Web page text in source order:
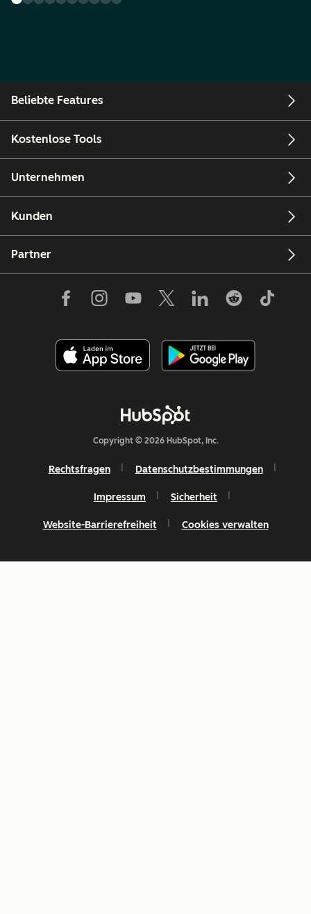
Beliebte Features
Kostenlose Tools
Unternehmen
Kunden
Partner
Copyright © 2026 HubSpot, Inc.
Rechtsfragen Datenschutzbestimmungen
Impressum Sicherheit
Website-Barrierefreiheit Cookies verwalten